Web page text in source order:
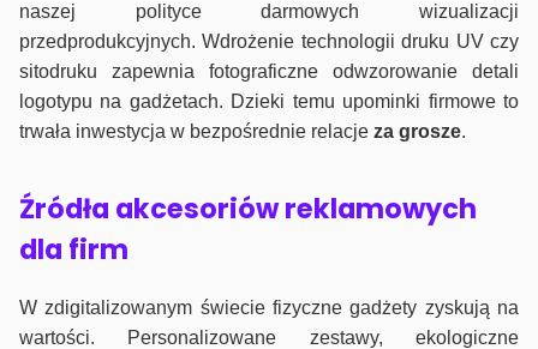
naszej polityce darmowych wizualizacji
przedprodukcyjnych. Wdrożenie technologii druku UV czy
sitodruku zapewnia fotograficzne odwzorowanie detali
logotypu na gadżetach. Dzieki temu upominki firmowe to
trwała inwestycja w bezpośrednie relacje za grosze.
Źródła akcesoriów reklamowych
dla firm
W zdigitalizowanym świecie fizyczne gadżety zyskują na
wartości. Personalizowane zestawy, ekologiczne